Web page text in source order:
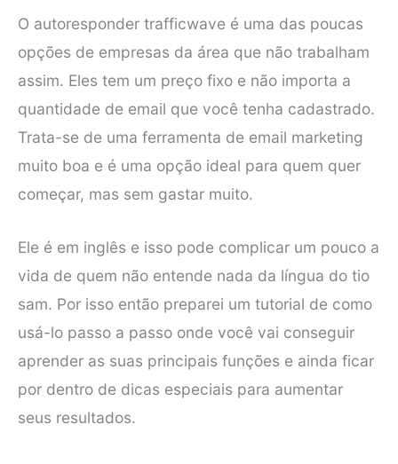
O autoresponder trafficwave é uma das poucas
opções de empresas da área que não trabalham
assim. Eles tem um preço fixo e não importa a
quantidade de email que você tenha cadastrado.
Trata-se de uma ferramenta de email marketing
muito boa e é uma opção ideal para quem quer
começar, mas sem gastar muito.
Ele é em inglês e isso pode complicar um pouco a
vida de quem não entende nada da língua do tio
sam. Por isso então preparei um tutorial de como
usá-lo passo a passo onde você vai conseguir
aprender as suas principais funções e ainda ficar
por dentro de dicas especiais para aumentar
seus resultados.